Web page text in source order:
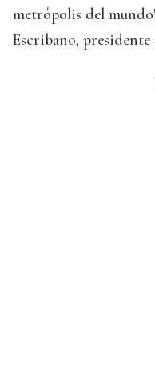
metrópolis del
Escribano,